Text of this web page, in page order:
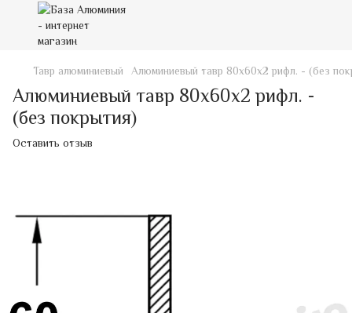
Тавр алюминиевый Алюминиевый тавр 80х60х2 рифл. - (без
Алюминиевый тавр 80х60х2 рифл. -
(без покрытия)
Оставить отзыв